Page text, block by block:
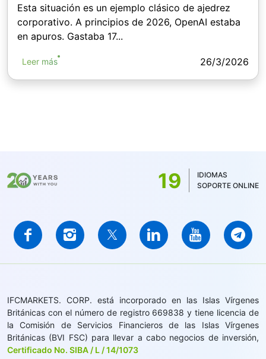
Esta situación es un ejemplo clásico de ajedrez
corporativo. A principios de 2026, OpenAI estaba
en apuros. Gastaba 17...
Leer más 26/3/2026
19
IDIOMAS
SOPORTE ONLINE
IFCMARKETS. CORP. está incorporado en las Islas Vírgenes
Británicas con el número de registro 669838 y tiene licencia de
la Comisión de Servicios Financieros de las Islas Vírgenes
Británicas (BVI FSC) para llevar a cabo negocios de inversión,
Certificado No. SIBA / L / 14/1073